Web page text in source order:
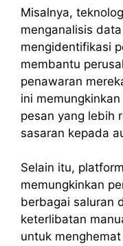
Misalnya,
menganalisis
mengidentifikasi
membantu
penawaran
ini
pesan yang lebih
sasaran kepada
Selain itu,
memungkinkan
berbagai saluran
keterlibatan
untuk